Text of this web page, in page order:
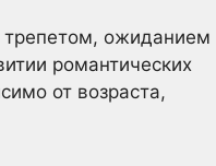
трепетом, ожиданием
романтических
от возраста,